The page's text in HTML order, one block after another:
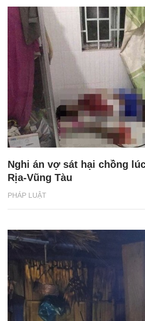
PHÁP LUẬT
Nghi án vợ sát hại chồng
Rịa-Vũng Tàu